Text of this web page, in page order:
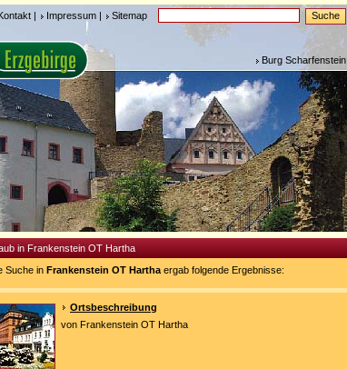
| Impressum | Sitemap
Burg Scharfenstein
in Frankenstein OT Hartha
Suche in Frankenstein OT Hartha ergab folgende Ergebnisse:
Ortsbeschreibung
von Frankenstein OT Hartha